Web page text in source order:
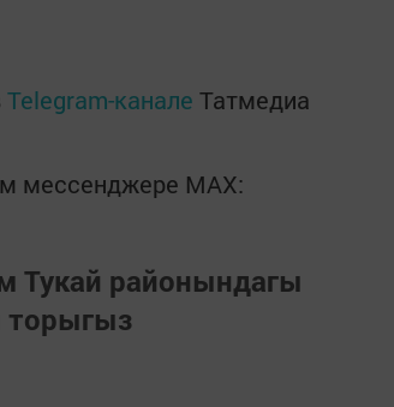
Telegram-канале Татмедиа
мессенджере MАХ:
Тукай районындагы
торыгыз